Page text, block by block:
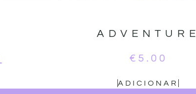
ADVENTURE
€ 5.00
ADICIONAR